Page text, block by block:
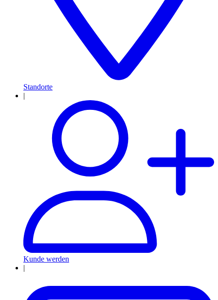
Standorte
Kunde werden
|